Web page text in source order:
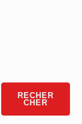
RECHER
CHER